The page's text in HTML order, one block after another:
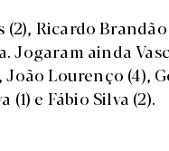
Ricardo
Jogaram ainda
Lourenço (4),
e Fábio Silva (2).